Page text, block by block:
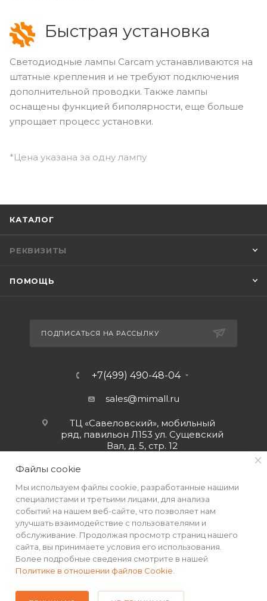
Быстрая установка
Светодиодные лампы Carcam устанавливаются на
штатные крепления и не требуют подключения
дополнительной проводки. Также лампы
оснащены функцией биполярности, еще больше
упрощает процесс установки.
*Цена указана за одну лампу
КАТАЛОГ
РЕКВИЗИТЫ
ПОМОЩЬ
ПОДПИСАТЬСЯ НА РАССЫЛКУ
+7(499) 490-48-04
sales@mimall.ru
ТЦ «Савеловский», мобильный
ряд, павильон Л153 ул. Сущевский
Вал, д. 5, стр. 12
2026 © Интернет-магазин MiMall® • Не является публичной
офертой • 2026 г.
Файлы cookie
Мы используем файлы cookie, разработанные нашими
специалистами и третьими лицами, для анализа
событий на нашем веб-сайте, что позволяет нам
улучшать взаимодействие с пользователями и
обслуживание. Продолжая просмотр страниц нашего
сайта, вы принимаете условия его использования.
Более подробные сведения смотрите в нашей
Политике в отношении файлов Cookie